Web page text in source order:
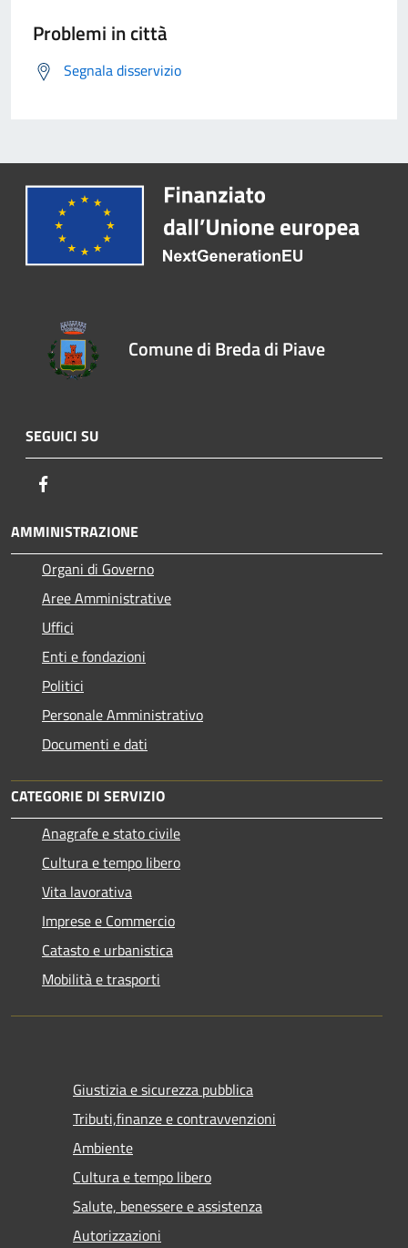
Problemi in città
Segnala disservizio
Comune di Breda di Piave
SEGUICI SU
AMMINISTRAZIONE
Organi di Governo
Aree Amministrative
Uffici
Enti e fondazioni
Politici
Personale Amministrativo
Documenti e dati
CATEGORIE DI SERVIZIO
Anagrafe e stato civile
Cultura e tempo libero
Vita lavorativa
Imprese e Commercio
Catasto e urbanistica
Mobilità e trasporti
Giustizia e sicurezza pubblica
Tributi,finanze e contravvenzioni
Ambiente
Cultura e tempo libero
Salute, benessere e assistenza
Autorizzazioni